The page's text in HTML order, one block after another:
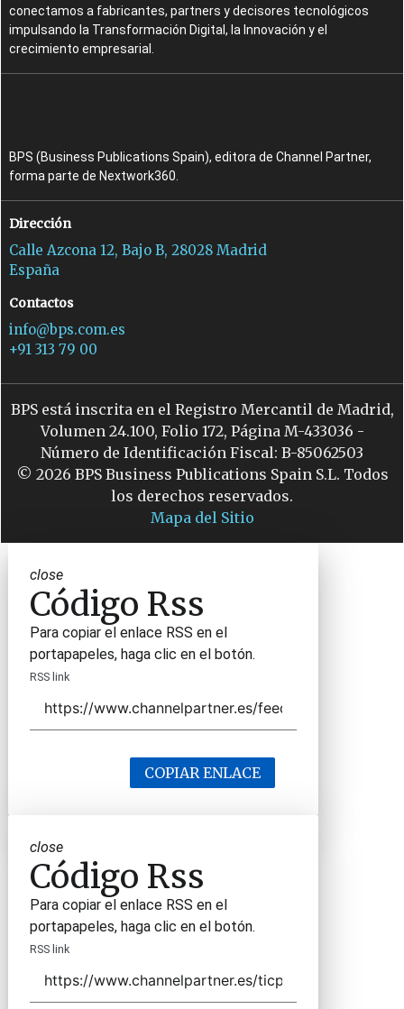
conectamos a fabricantes, partners y decisores tecnológicos
impulsando la Transformación Digital, la Innovación y el
crecimiento empresarial.
BPS (Business Publications Spain), editora de Channel Partner,
forma parte de Nextwork360.
Dirección
Calle Azcona 12, Bajo B, 28028 Madrid
España
Contactos
info@bps.com.es
+91 313 79 00
BPS está inscrita en el Registro Mercantil de Madrid,
Volumen 24.100, Folio 172, Página M-433036 -
Número de Identificación Fiscal: B-85062503
© 2026 BPS Business Publications Spain S.L. Todos
los derechos reservados.
Mapa del Sitio
close
Código Rss
Para copiar el enlace RSS en el
portapapeles, haga clic en el botón.
RSS link
COPIAR ENLACE
close
Código Rss
Para copiar el enlace RSS en el
portapapeles, haga clic en el botón.
RSS link